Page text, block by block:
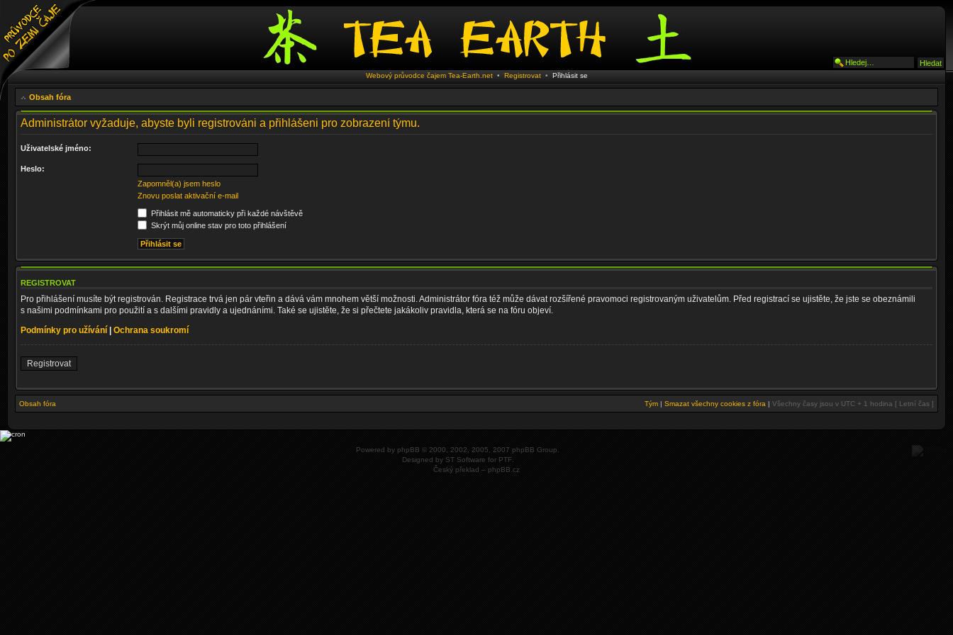
Webový průvodce čajem Tea-Earth.net• Registrovat • Přihlásit se
Obsah fóra
Administrátor vyžaduje, abyste byli registrováni a přihlášeni pro zobrazení týmu.
Uživatelské jméno:
Heslo:
Zapomněl(a) jsem heslo
Znovu poslat aktivační e-mail
Přihlásit mě automaticky při každé návštěvě
Skrýt můj online stav pro toto přihlášení
REGISTROVAT
Pro přihlášení musíte být registrován. Registrace trvá jen pár vteřin a dává vám mnohem větší možnosti. Administrátor fóra též může dávat rozšířené pravomoci registrovaným uživatelům. Před registrací se ujistěte, že jste se obeznámili
s našimi podmínkami pro použití a s dalšími pravidly a ujednáními. Také se ujistěte, že si přečtete jakákoliv pravidla, která se na fóru objeví.
Podmínky pro užívání | Ochrana soukromí
Registrovat
Obsah fóra Tým | Smazat všechny cookies z fóra | Všechny časy jsou v UTC + 1 hodina [ Letní čas ]
Powered by phpBB © 2000, 2002, 2005, 2007 phpBB Group.
Designed by ST Software for PTF.
Český překlad – phpBB.cz